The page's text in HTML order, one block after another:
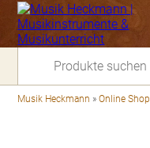
Musik Heckmann »Online Shop